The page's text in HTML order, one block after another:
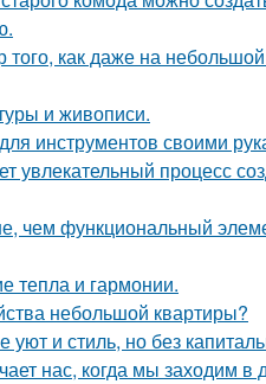
как даже на
и живописи.
инструментов своими
увлекательный процесс
чем функциональный
тепла и гармонии.
небольшой квартиры?
и стиль, но без
нас, когда мы заходим